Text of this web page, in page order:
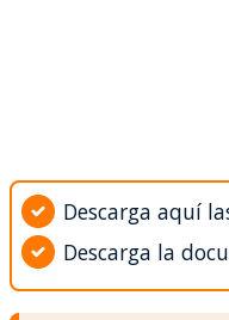
Descarga aquí
Descarga la